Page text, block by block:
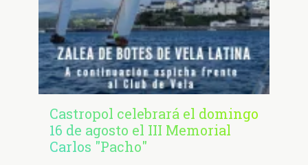
Castropol celebrará el domingo
16 de agosto el III Memorial
Carlos "Pacho"